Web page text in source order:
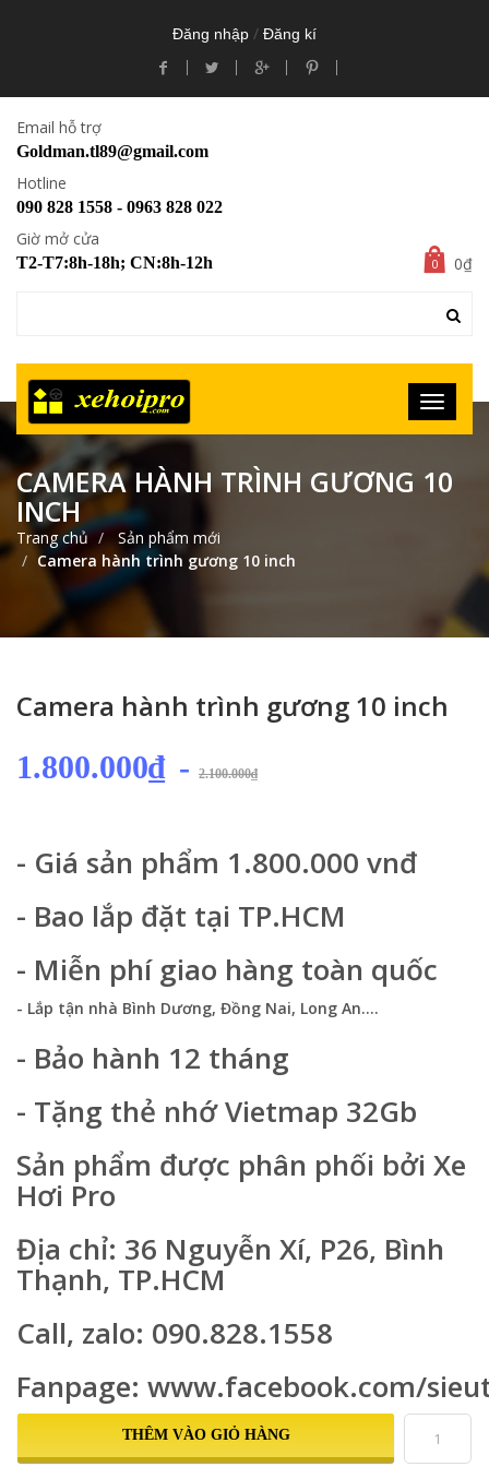
Đăng nhập / Đăng kí
Email hỗ trợ
Goldman.tl89@gmail.com
Hotline
090 828 1558 - 0963 828 022
Giờ mở cửa
T2-T7:8h-18h; CN:8h-12h 0 0₫
CAMERA HÀNH TRÌNH GƯƠNG 10
INCH
Trang chủ
Sản phẩm mới
Camera hành trình gương 10 inch
Camera hành trình gương 10 inch
1.800.000₫ - 2.100.000₫
- Giá sản phẩm 1.800.000 vnđ
- Bao lắp đặt tại TP.HCM
- Miễn phí giao hàng toàn quốc
- Lắp tận nhà Bình Dương, Đồng Nai, Long An....
- Bảo hành 12 tháng
- Tặng thẻ nhớ Vietmap 32Gb
Sản phẩm được phân phối bởi Xe
Hơi Pro
Địa chỉ: 36 Nguyễn Xí, P26, Bình
Thạnh, TP.HCM
Call, zalo: 090.828.1558
Fanpage: www.facebook.com/
THÊM VÀO GIỎ HÀNG